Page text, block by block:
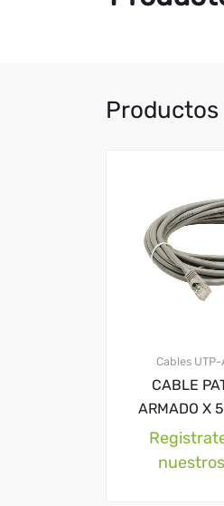
Productos
Cables
CABLE
ARMADO X